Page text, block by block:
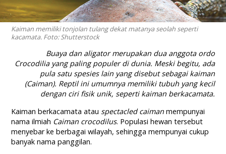
Kaiman memiliki tonjolan tulang dekat matanya seolah seperti
kacamata. Foto: Shutterstock
Buaya dan aligator merupakan dua anggota ordo
Crocodilia yang paling populer di dunia. Meski begitu, ada
pula satu spesies lain yang disebut sebagai kaiman
(Caiman). Reptil ini umumnya memiliki tubuh yang kecil
dengan ciri fisik unik, seperti kaiman berkacamata.
Kaiman berkacamata atau spectacled caiman mempunyai
nama ilmiah Caiman crocodilus. Populasi hewan tersebut
menyebar ke berbagai wilayah, sehingga mempunyai cukup
banyak nama panggilan.